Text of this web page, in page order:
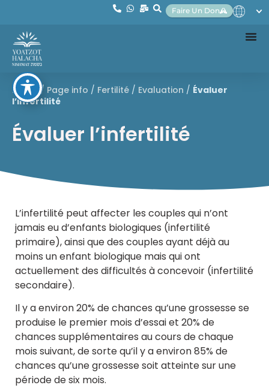
Faire Un Don
Home / Page info / Fertilité / Evaluation / Évaluer
l’infertilité
Évaluer l’infertilité
L’infertilité peut affecter les couples qui n’ont
jamais eu d’enfants biologiques (infertilité
primaire), ainsi que des couples ayant déjà au
moins un enfant biologique mais qui ont
actuellement des difficultés à concevoir (infertilité
secondaire).
Il y a environ 20% de chances qu’une grossesse se
produise le premier mois d’essai et 20% de
chances supplémentaires au cours de chaque
mois suivant, de sorte qu’il y a environ 85% de
chances qu’une grossesse soit atteinte sur une
période de six mois.